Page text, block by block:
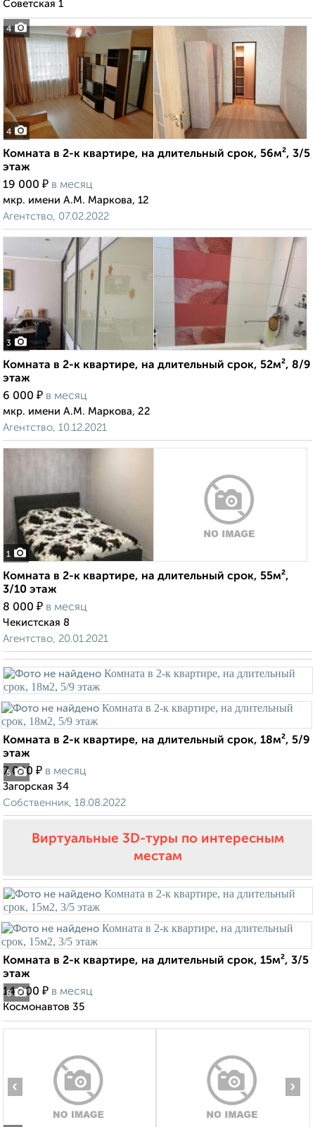
4
Советская 1
4
Комната в 2-к квартире, на длительный срок, 56м², 3/5
этаж
19 000 ₽ в месяц
мкр. имени А.М. Маркова, 12
Агентство, 07.02.2022
3
Комната в 2-к квартире, на длительный срок, 52м², 8/9
этаж
6 000 ₽ в месяц
мкр. имени А.М. Маркова, 22
Агентство, 10.12.2021
1
Комната в 2-к квартире, на длительный срок, 55м²,
3/10 этаж
8 000 ₽ в месяц
Чекистская 8
Агентство, 20.01.2021
5
Комната в 2-к квартире, на длительный срок, 18м², 5/9
этаж
7 000 ₽ в месяц
Загорская 34
Собственник, 18.08.2022
Виртуальные 3D-туры по интересным
местам
8
Комната в 2-к квартире, на длительный срок, 15м², 3/5
этаж
14 000 ₽ в месяц
Космонавтов 35
‹ ›